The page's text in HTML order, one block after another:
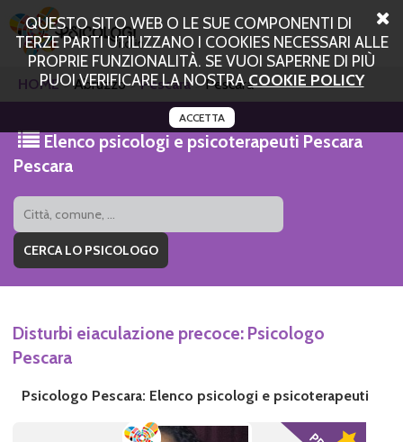
QUESTO SITO WEB O LE SUE COMPONENTI DI
TERZE PARTI UTILIZZANO I COOKIES NECESSARI ALLE
PROPRIE FUNZIONALITÀ. SE VUOI SAPERNE DI PIÙ
PUOI VERIFICARE LA NOSTRACOOKIE POLICY
ACCETTA
HOME Abruzzo Pescara Pescara
Elenco psicologi e psicoterapeuti Pescara
Pescara
Disturbi eiaculazione precoce: Psicologo
Pescara
Psicologo Pescara: Elenco psicologi e psicoterapeuti